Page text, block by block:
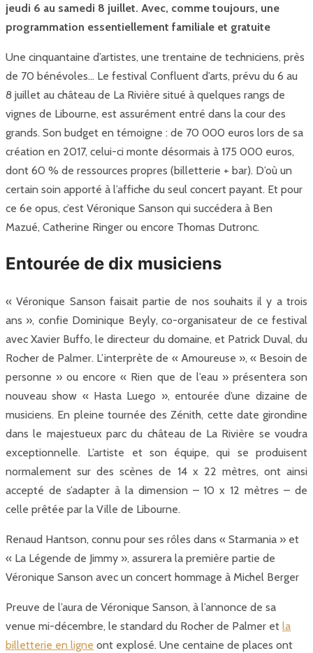
jeudi 6 au samedi 8 juillet. Avec, comme toujours, une
programmation essentiellement familiale et gratuite
Une cinquantaine d’artistes, une trentaine de techniciens, près
de 70 bénévoles… Le festival Confluent d’arts, prévu du 6 au
8 juillet au château de La Rivière situé à quelques rangs de
vignes de Libourne, est assurément entré dans la cour des
grands. Son budget en témoigne : de 70 000 euros lors de sa
création en 2017, celui-ci monte désormais à 175 000 euros,
dont 60 % de ressources propres (billetterie + bar). D’où un
certain soin apporté à l’affiche du seul concert payant. Et pour
ce 6e opus, c’est Véronique Sanson qui succédera à Ben
Mazué, Catherine Ringer ou encore Thomas Dutronc.
Entourée de dix musiciens
« Véronique Sanson faisait partie de nos souhaits il y a trois
ans », confie Dominique Beyly, co-organisateur de ce festival
avec Xavier Buffo, le directeur du domaine, et Patrick Duval, du
Rocher de Palmer. L’interprète de « Amoureuse », « Besoin de
personne » ou encore « Rien que de l’eau » présentera son
nouveau show « Hasta Luego », entourée d’une dizaine de
musiciens. En pleine tournée des Zénith, cette date girondine
dans le majestueux parc du château de La Rivière se voudra
exceptionnelle. L’artiste et son équipe, qui se produisent
normalement sur des scènes de 14 x 22 mètres, ont ainsi
accepté de s’adapter à la dimension – 10 x 12 mètres – de
celle prêtée par la Ville de Libourne.
Renaud Hantson, connu pour ses rôles dans « Starmania » et
« La Légende de Jimmy », assurera la première partie de
Véronique Sanson avec un concert hommage à Michel Berger
Preuve de l’aura de Véronique Sanson, à l’annonce de sa
venue mi-décembre, le standard du Rocher de Palmer et la
billetterie en ligne ont explosé. Une centaine de places ont